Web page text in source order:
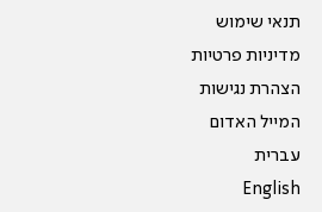
תנאי שימוש
מדיניות פרטיות
הצהרת נגישות
המייל האדום
עברית
English